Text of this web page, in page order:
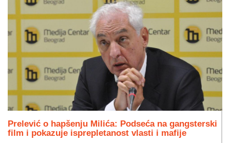
Prelević o hapšenju Milića: Podseća na gangsterski
film i pokazuje isprepletanost vlasti i mafije